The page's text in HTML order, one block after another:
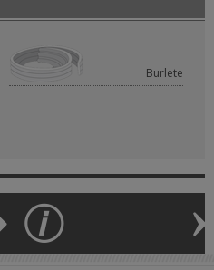
Burlete